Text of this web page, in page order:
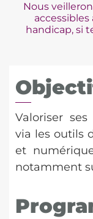
Valoriser
via les outils
et
notamment
Nous
handicap, si